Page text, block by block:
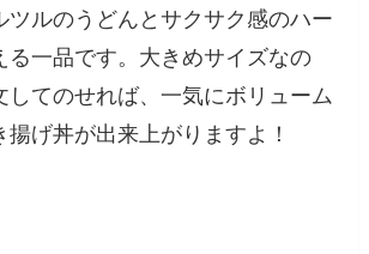
ツルのうどんとサクサク感のハー
る一品です。大きめサイズなの
してのせれば、一気にボリューム
げ丼が出来上がりますよ！